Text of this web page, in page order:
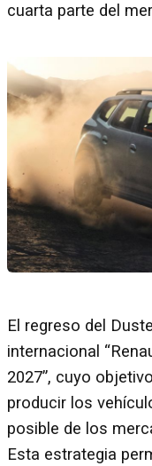
cuarta parte del
El regreso del
internacional
2027”, cuyo
producir los
posible de los
Esta estrategia